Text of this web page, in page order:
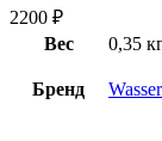
2200 ₽
Вес
0,35
Бренд